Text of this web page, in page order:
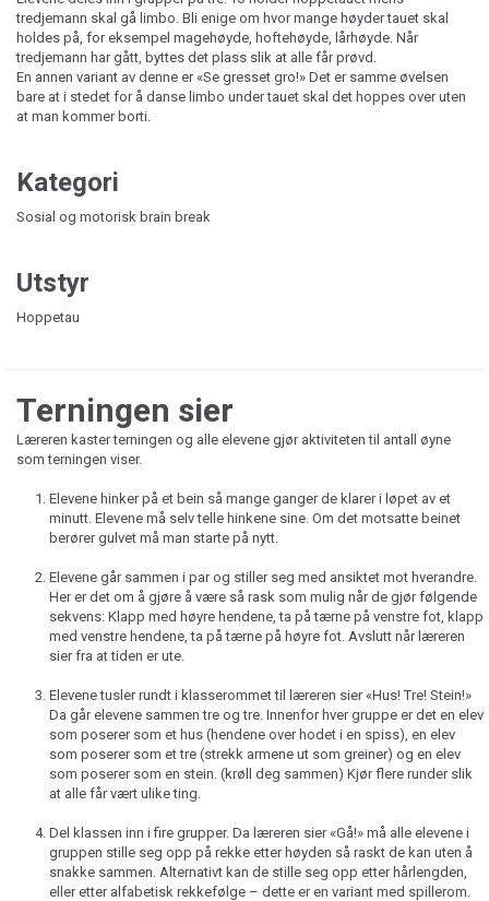
tredjemann skal gå limbo. Bli enige om hvor mange høyder tauet skal
holdes på, for eksempel magehøyde, hoftehøyde, lårhøyde. Når
tredjemann har gått, byttes det plass slik at alle får prøvd.
En annen variant av denne er «Se gresset gro!» Det er samme øvelsen
bare at i stedet for å danse limbo under tauet skal det hoppes over uten
at man kommer borti.
Kategori
Sosial og motorisk brain break
Utstyr
Hoppetau
Terningen sier
Læreren kaster terningen og alle elevene gjør aktiviteten til antall øyne
som terningen viser.
Elevene hinker på et bein så mange ganger de klarer i løpet av et
minutt. Elevene må selv telle hinkene sine. Om det motsatte beinet
berører gulvet må man starte på nytt.
Elevene går sammen i par og stiller seg med ansiktet mot hverandre.
Her er det om å gjøre å være så rask som mulig når de gjør følgende
sekvens: Klapp med høyre hendene, ta på tærne på venstre fot, klapp
med venstre hendene, ta på tærne på høyre fot. Avslutt når læreren
sier fra at tiden er ute.
Elevene tusler rundt i klasserommet til læreren sier «Hus! Tre! Stein!»
Da går elevene sammen tre og tre. Innenfor hver gruppe er det en elev
som poserer som et hus (hendene over hodet i en spiss), en elev
som poserer som et tre (strekk armene ut som greiner) og en elev
som poserer som en stein. (krøll deg sammen) Kjør flere runder slik
at alle får vært ulike ting.
Del klassen inn i fire grupper. Da læreren sier «Gå!» må alle elevene i
gruppen stille seg opp på rekke etter høyden så raskt de kan uten å
snakke sammen. Alternativt kan de stille seg opp etter hårlengden,
eller etter alfabetisk rekkefølge – dette er en variant med spillerom.